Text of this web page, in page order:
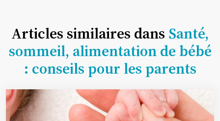
Articles similaires dans Santé,
sommeil, alimentation de bébé
: conseils pour les parents